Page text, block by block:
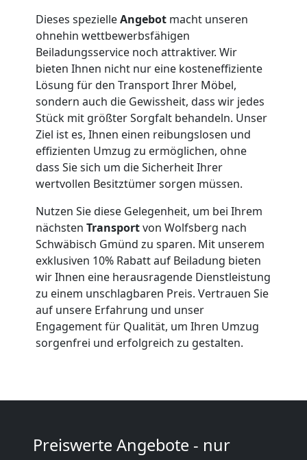
Dieses spezielleAngebot macht unseren
ohnehin wettbewerbsfähigen
Beiladungsservice noch attraktiver. Wir
bieten Ihnen nicht nur eine kosteneffiziente
Lösung für den Transport Ihrer Möbel,
sondern auch die Gewissheit, dass wir jedes
Stück mit größter Sorgfalt behandeln. Unser
Ziel ist es, Ihnen einen reibungslosen und
effizienten Umzug zu ermöglichen, ohne
dass Sie sich um die Sicherheit Ihrer
wertvollen Besitztümer sorgen müssen.
Nutzen Sie diese Gelegenheit, um bei Ihrem
nächsten Transportvon Wolfsberg nach
Schwäbisch Gmünd zu sparen. Mit unserem
exklusiven 10% Rabatt auf Beiladung bieten
wir Ihnen eine herausragende Dienstleistung
zu einem unschlagbaren Preis. Vertrauen Sie
auf unsere Erfahrung und unser
Engagement für Qualität, um Ihren Umzug
sorgenfrei und erfolgreich zu gestalten.
Preiswerte Angebote - nur
Qualitäts-
Umzüge
Wolfsberg
Vereinsumzug
Wolfsberg
Anfrage
Möbeltransport
National
International